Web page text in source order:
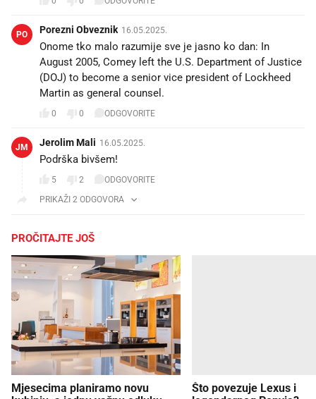
PO Porezni Obveznik 16.05.2025.
Onome tko malo razumije sve je jasno ko dan: In
August 2005, Comey left the U.S. Department of Justice
(DOJ) to become a senior vice president of Lockheed
Martin as general counsel.
0 0 ODGOVORITE
JM Jerolim Mali 16.05.2025.
Podrška bivšem!👍
5 2
ODGOVORITE
PRIKAŽI 2 ODGOVORA
PROČITAJTE JOŠ
Mjesecima planiramo novu
Što povezuje Lexus i